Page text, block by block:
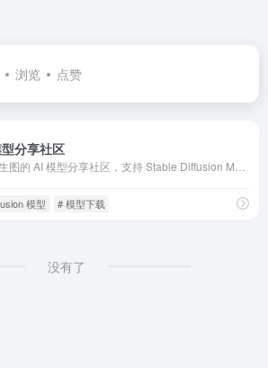
浏览 点赞
分享社区
模型 # 模型下载
没有了